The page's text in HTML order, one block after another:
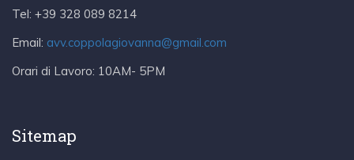
Tel: +39 328 089 8214
Email: avv.coppolagiovanna@gmail.com
Orari di Lavoro: 10AM- 5PM
Sitemap